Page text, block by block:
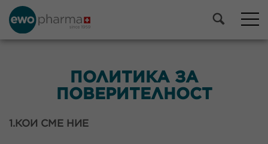
ПОЛИТИКА ЗА
ПОВЕРИТЕЛНОСТ
1.КОИ СМЕ НИЕ